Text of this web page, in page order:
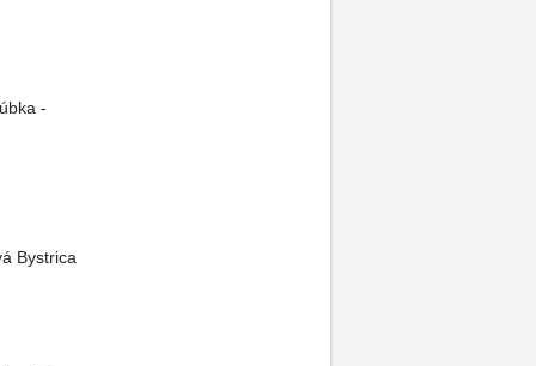
-
Bystrica